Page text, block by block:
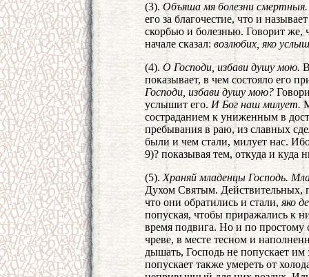
(3). Объяша мя болезни смертныя.
его за благочестие, что и
скорбью и болезнью. Говорит же,
начале сказал: возлюбих, яко
(4). О Господи, избави душу мою.
показывает, в чем состояло его
Господи, избави душу мою?
услышит его. И Бог наш милует.
состраданием к униженным в
пребывания в раю, из славных
были и чем стали, милует нас.
9)? показывая тем, откуда и куда
(5). Храняй младенцы Господь.
Духом Святым. Действительных,
что они обратились и стали, яко
попуская, чтобы приражались к
время подвига. Но и по простому
чреве, в месте тесном и
дышать, Господь не попускает
попускает также умереть от